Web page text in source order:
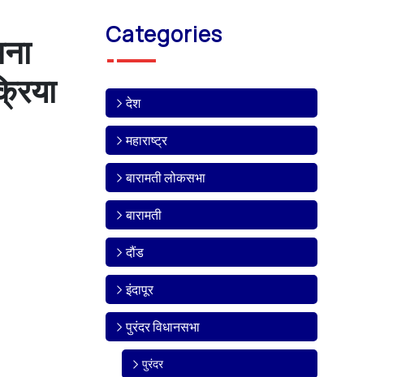
Categories
देश
महाराष्ट्र
बारामती लोकसभा
बारामती
दौंड
इंदापूर
पुरंदर विधानसभा
पुरंदर